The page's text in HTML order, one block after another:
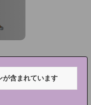
が含まれています